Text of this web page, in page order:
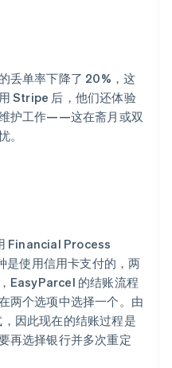
丢单率下降了 20%，这
Stripe 后，他们还体验
护工作——这在斋月或双
。
Financial Process
是使用信用卡支付的，两
EasyParcel 的结账流程
两个选项中选择一个。由
因此现在的结账过程是
再选择银行并多次重定